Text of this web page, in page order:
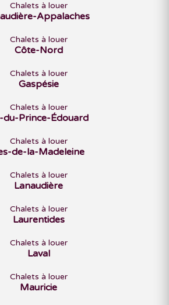
Chalets à louer
Appalaches
Chalets à louer
Côte-Nord
Chalets à louer
Gaspésie
Chalets à louer
du-Prince-Édouard
Chalets à louer
de-la-Madeleine
Chalets à louer
Lanaudière
Chalets à louer
Laurentides
Chalets à louer
Laval
Chalets à louer
Mauricie